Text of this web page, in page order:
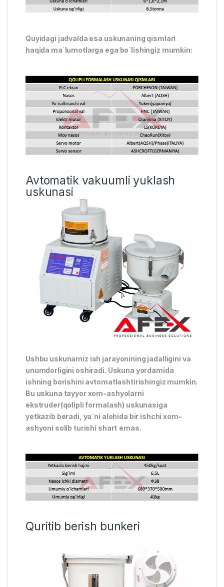
Quyidagi jadvalda esa uskunaning qismlari
haqida ma`lumotlarga ega bo`lishingiz mumkin:
Avtomatik vakuumli yuklash
uskunasi
Ushbu uskunamiz ish jarayonining jadalligini va
unumdorligini oshiradi. Uskuna yordamida
ishning borishini avtomatlashtirishingiz mumkin.
Bu uskuna tayyor xom-ashyolarni
ekstruder(qolipli formalash) uskunasiga
yetkazib beradi, ya`ni alohida bir ishchi xom-
ashyoni solib turishi shart emas.
Quritib berish bunkeri